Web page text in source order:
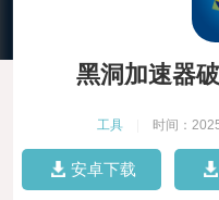
黑洞加速器
工具 时间：
安卓下载